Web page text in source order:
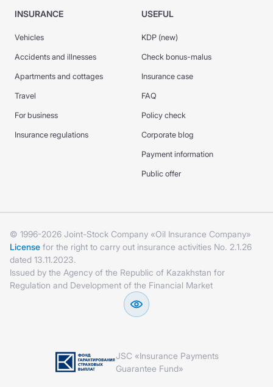
INSURANCE
Vehicles
Accidents and illnesses
Apartments and cottages
Travel
For business
Insurance regulations
USEFUL
KDP (new)
Check bonus-malus
Insurance case
FAQ
Policy check
Corporate blog
Payment information
Public offer
© 1996-2026 Joint-Stock Company «Oil Insurance Company»
License for the right to carry out insurance activities No. 2.1.26
dated 13.11.2023.
Issued by the Agency of the Republic of Kazakhstan for
Regulation and Development of the Financial Market
JSC «Insurance Payments
Guarantee Fund»